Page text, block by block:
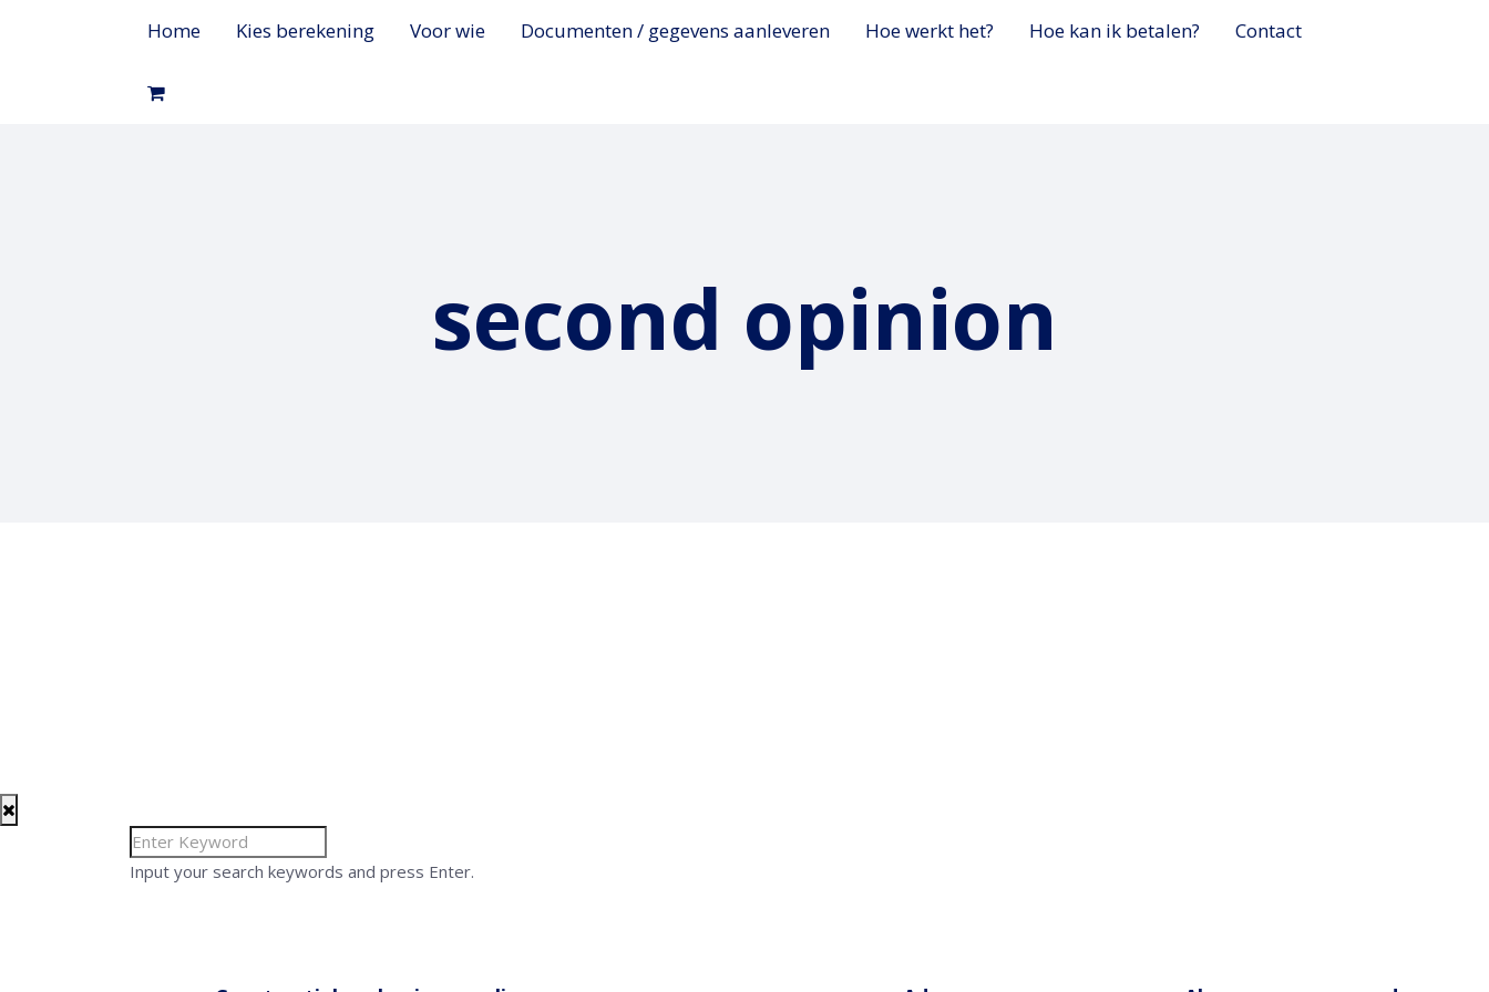
Home Kies berekening Voor wie Documenten / gegevens aanleveren Hoe werkt het? Hoe kan ik betalen? Contact
second opinion
Input your search keywords and press Enter.